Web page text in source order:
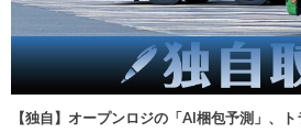
【独自】オープンロジの「AI梱包予測」、